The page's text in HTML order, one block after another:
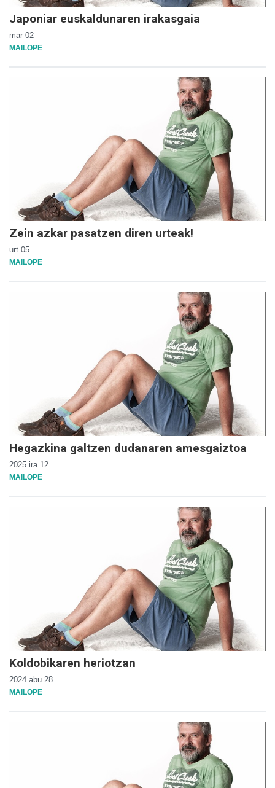
Japoniar euskaldunaren irakasgaia
mar 02
MAILOPE
Zein azkar pasatzen diren urteak!
urt 05
MAILOPE
Hegazkina galtzen dudanaren amesgaiztoa
2025 ira 12
MAILOPE
Koldobikaren heriotzan
2024 abu 28
MAILOPE